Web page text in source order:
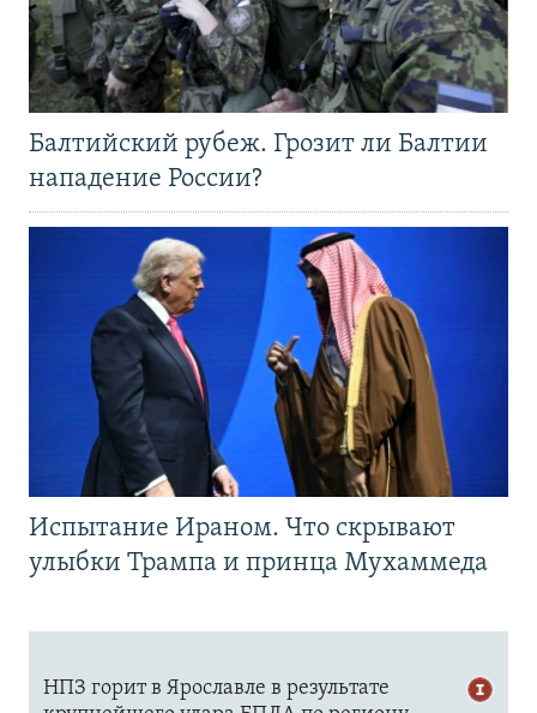
Балтийский рубеж. Грозит ли Балтии
нападение России?
Испытание Ираном. Что скрывают
улыбки Трампа и принца Мухаммеда